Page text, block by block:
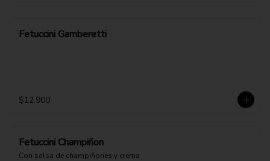
Fetuccini Gamberetti
$12.900
Fetuccini Champiñon
Con salsa de champiñones y crema